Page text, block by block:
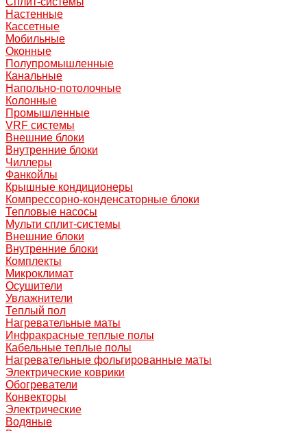
Настенные
Кассетные
Мобильные
Оконные
Полупромышленные
Канальные
Напольно-потолочные
Колонные
Промышленные
VRF системы
Внешние блоки
Внутренние блоки
Чиллеры
Фанкойлы
Крышные кондиционеры
Компрессорно-конденсаторные блоки
Тепловые насосы
Мульти сплит-системы
Внешние блоки
Внутренние блоки
Комплекты
Микроклимат
Осушители
Увлажнители
Теплый пол
Нагревательные маты
Инфракрасные теплые полы
Кабельные теплые полы
Нагревательные фольгированные маты
Электрические коврики
Обогреватели
Конвекторы
Электрические
Водяные